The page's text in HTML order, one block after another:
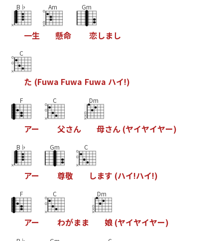
B♭
一生
Am
懸命
Gm
恋しまし
C
た (Fuwa Fuwa Fuwa ハイ!)
F
アー
C
父さん
Dm
母さん (ヤイヤイヤー)
B♭
アー
Gm
尊敬
C
します (ハイ!ハイ!)
F
アー
C
わがまま
Dm
娘 (ヤイヤイヤー)